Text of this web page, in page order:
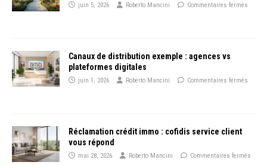
juin 5, 2026 Roberto Mancini Commentaires fermés
Canaux de distribution exemple : agences vs
plateformes digitales
juin 1, 2026 Roberto Mancini Commentaires fermés
Réclamation crédit immo : cofidis service client
vous répond
mai 28, 2026 Roberto Mancini Commentaires fermés